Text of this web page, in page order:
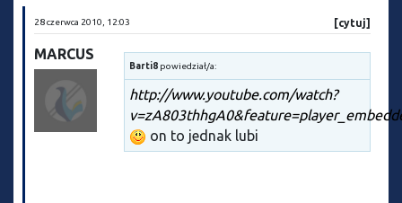
28 czerwca 2010, 12:03 [cytuj]
MARCUS
Barti8 powiedział/a:
http://www.youtube.com/watch?
on to jednak lubi